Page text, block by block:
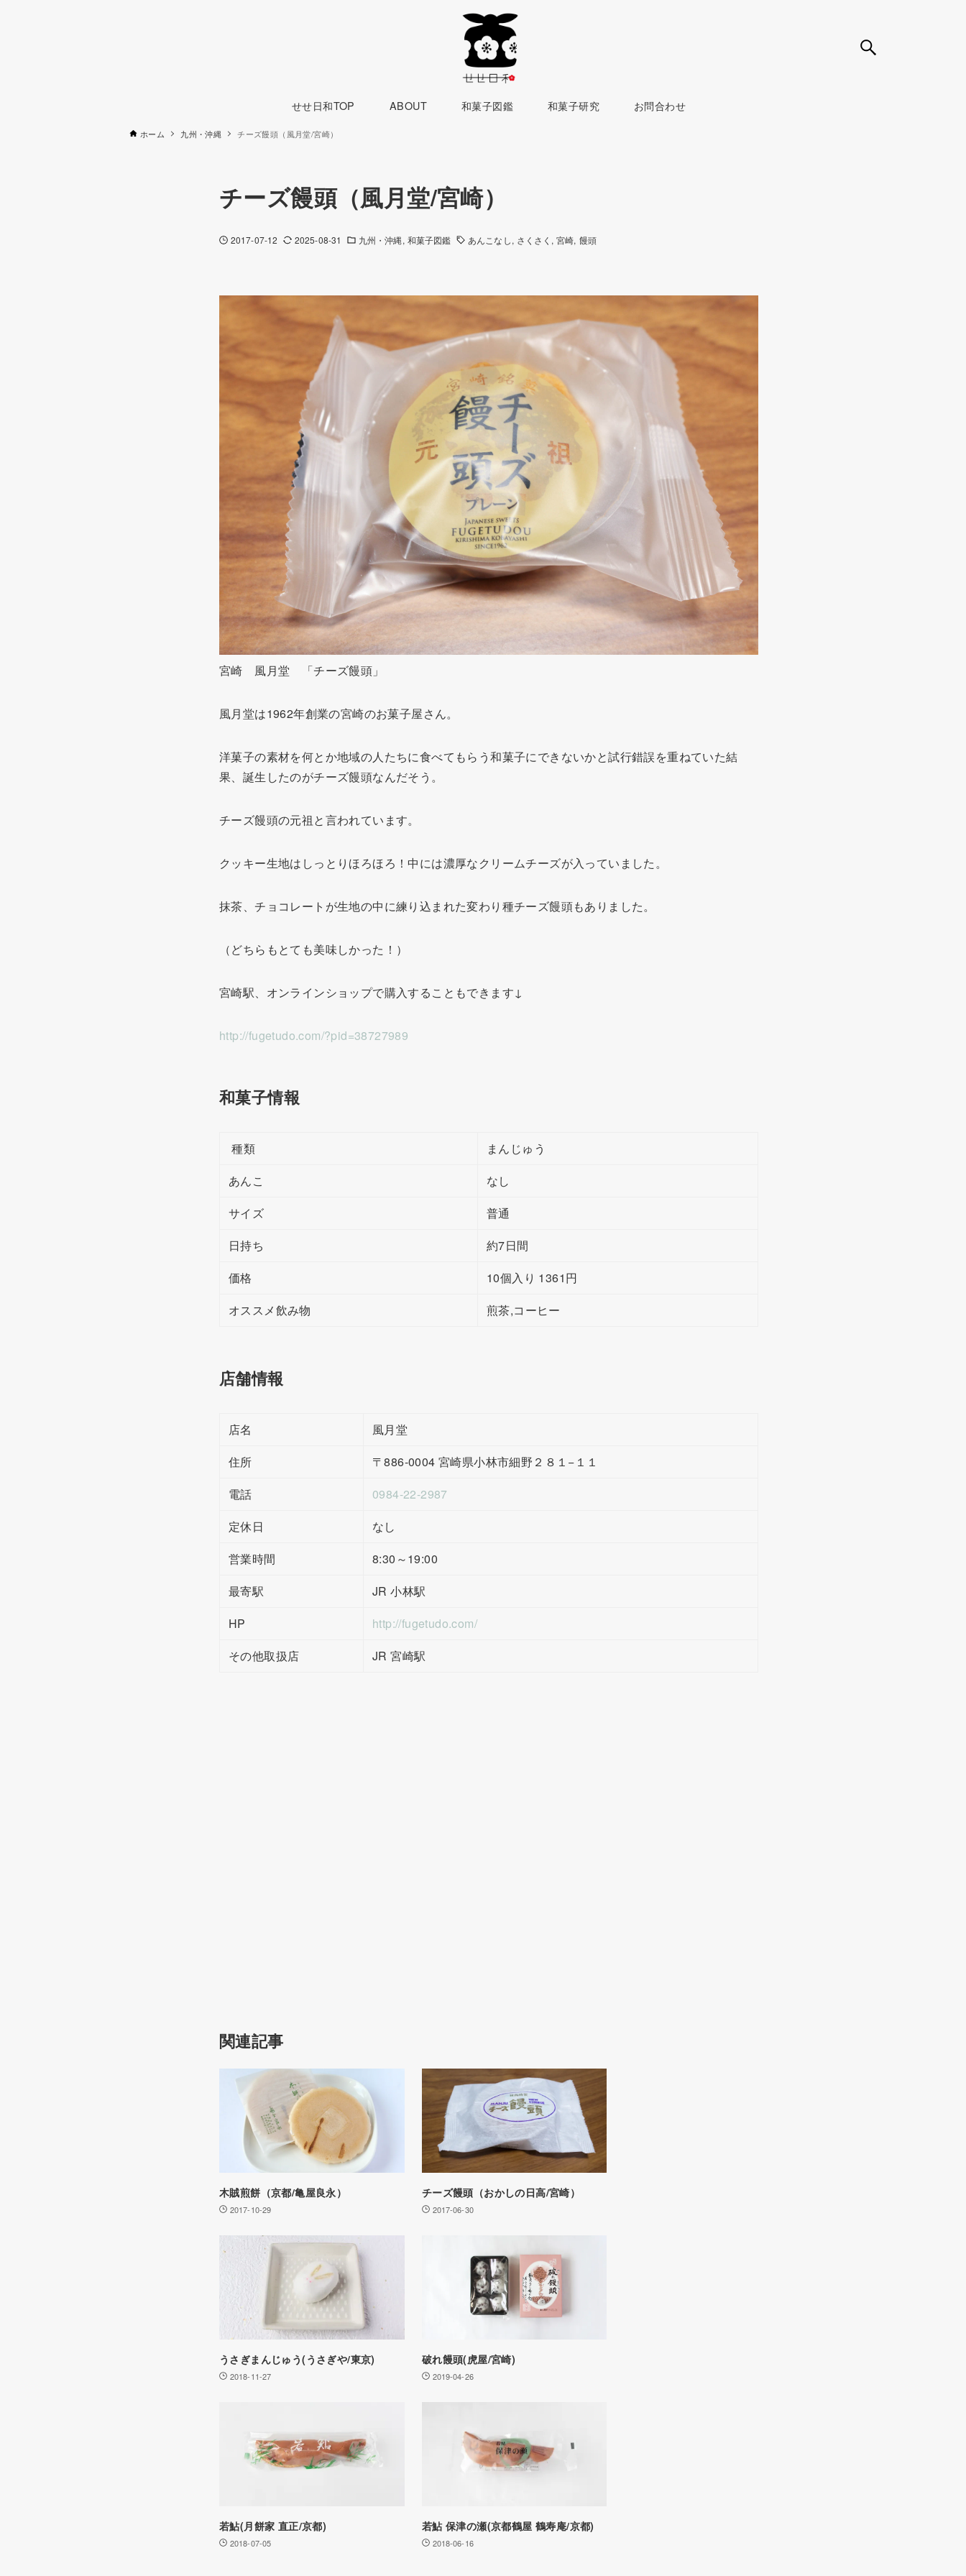
せせ日和TOP ABOUT 和菓子図鑑 和菓子研究 お問合わせ
ホーム 九州・沖縄 チーズ饅頭（風月堂/宮崎）
チーズ饅頭（風月堂/宮崎）
2017-07-12 2025-08-31 九州・沖縄 和菓子図鑑 あんこなし さくさく 宮崎 饅頭
宮崎 風月堂 「チーズ饅頭」
風月堂は1962年創業の宮崎のお菓子屋さん。
洋菓子の素材を何とか地域の人たちに食べてもらう和菓子にできないかと試行錯誤を重ねていた結
果、誕生したのがチーズ饅頭なんだそう。
チーズ饅頭の元祖と言われています。
クッキー生地はしっとりほろほろ！中には濃厚なクリームチーズが入っていました。
抹茶、チョコレートが生地の中に練り込まれた変わり種チーズ饅頭もありました。
（どちらもとても美味しかった！）
宮崎駅、オンラインショップで購入することもできます↓
http://fugetudo.com/?pid=38727989
和菓子情報
種類
まんじゅう
あんこ
なし
サイズ
普通
日持ち
約7日間
価格
10個入り 1361円
オススメ飲み物
煎茶,コーヒー
店舗情報
店名
風月堂
住所
〒886-0004 宮崎県小林市細野２８１−１１
電話
0984-22-2987
定休日
なし
営業時間
8:30～19:00
最寄駅
JR 小林駅
HP
http://fugetudo.com/
その他取扱店
JR 宮崎駅
関連記事
木賊煎餅（京都/亀屋良永）
2017-10-29
チーズ饅頭（おかしの日高/宮崎）
2017-06-30
うさぎまんじゅう(うさぎや/東京)
2018-11-27
破れ饅頭(虎屋/宮崎)
2019-04-26
若鮎(月餅家 直正/京都)
2018-07-05
若鮎 保津の瀬(京都鶴屋 鶴寿庵/京都)
2018-06-16